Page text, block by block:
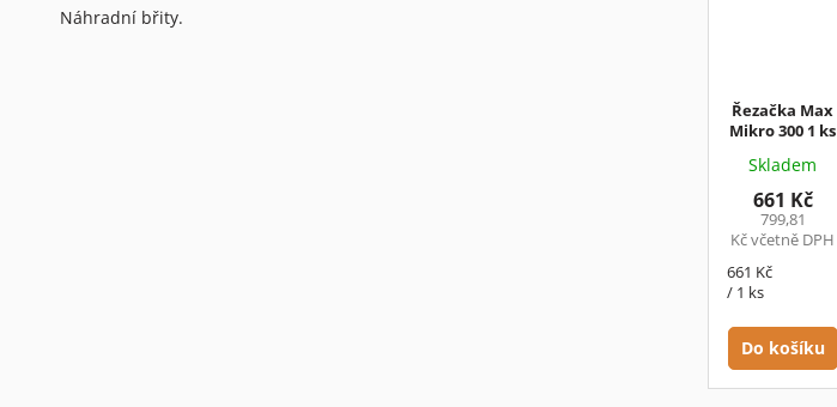
Náhradní břity.
Řezačka Max
Mikro 300 1 ks
Skladem
799,81
Kč včetně DPH
661 Kč
Měrná
cena:
661 Kč
/ 1 ks
Do košíku